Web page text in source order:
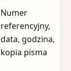
Numer
referencyjny,
data, godzina,
kopia pisma